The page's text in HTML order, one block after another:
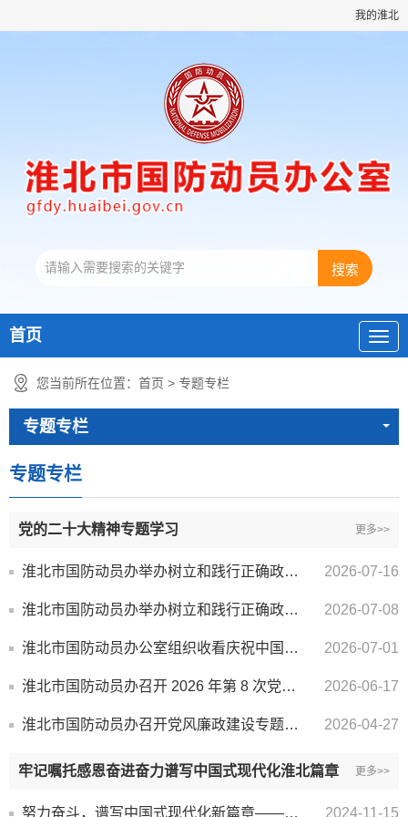
我的淮北
首页
您当前所在位置： 首页 > 专题专栏
专题专栏
专题专栏
党的二十大精神专题学习 更多>>
淮北市国防动员办举办树立和践行正确政绩观学习教育专题党课 2026-07-16
淮北市国防动员办举办树立和践行正确政绩观学习教育专题党课 2026-07-08
淮北市国防动员办公室组织收看庆祝中国共产党成立105周年大会 2026-07-01
淮北市国防动员办召开 2026 年第 8 次党组理论学习中心组（扩大）会议 2026-06-17
淮北市国防动员办召开党风廉政建设专题会议 2026-04-27
牢记嘱托感恩奋进奋力谱写中国式现代化淮北篇章 更多>>
努力奋斗，谱写中国式现代化新篇章——习近平总书记在安徽考察时的重要讲话激励广大干部群众积极进取、勇... 2024-11-15